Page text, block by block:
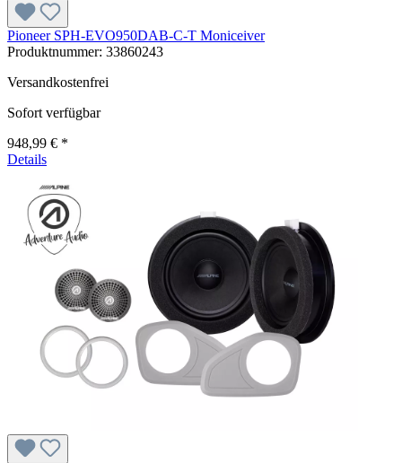
Pioneer SPH-EVO950DAB-C-T Moniceiver
Produktnummer: 33860243
Versandkostenfrei
Sofort verfügbar
948,99 € *
Details